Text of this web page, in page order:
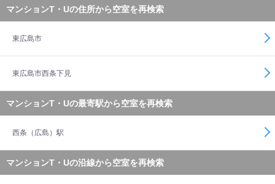
マンションT・Uの住所から空室を再検索
東広島市
東広島市西条下見
マンションT・Uの最寄駅から空室を再検索
西条（広島）駅
マンションT・Uの沿線から空室を再検索